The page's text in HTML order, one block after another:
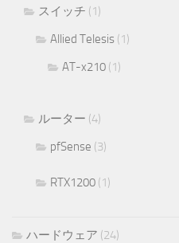
スイッチ (1)
Allied Telesis (1)
AT-x210 (1)
ルーター (4)
pfSense (3)
RTX1200 (1)
ハードウェア (24)